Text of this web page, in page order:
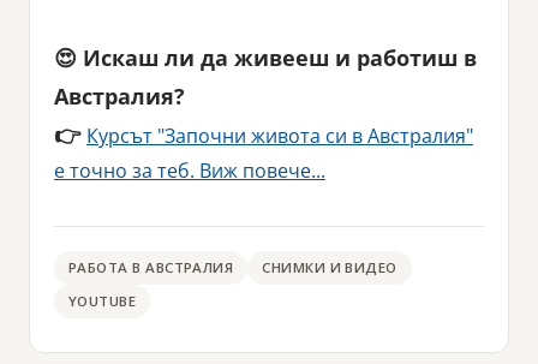
😍 Искаш ли да живееш и работиш в
Австралия?
👉 Курсът "Започни живота си в Австралия"
е точно за теб. Виж повече...
РАБОТА В АВСТРАЛИЯ
СНИМКИ И ВИДЕО
YOUTUBE